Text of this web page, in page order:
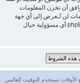
أن تخزن المعلومات
لن تُـعرض إلى أي جهة
ثالثة دون علمك، لن يتحمل ”ديريك ديلان يرحب بكم“ ولا phpBB أي مسؤولية حيال
الأوقات تستخدم التوقيت العالمي